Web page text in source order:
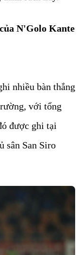
N'Golo Kante
nhiều bàn thắng
với tổng
được ghi tại
sân San Siro